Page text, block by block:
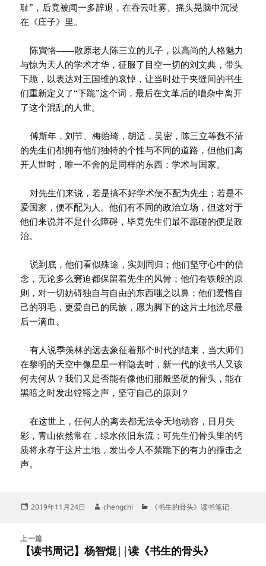
耻”，后竟被闻一多辞退，在吞云吐雾、摇头晃脑中沉浸
在《庄子》里。
陈寅恪——散原老人陈三立的儿子，以高尚的人格魅力
与惊为天人的学术才华，征服了目空一切的刘文典，带头
下跪，以表达对王国维的哀悼，让当时处于夹缝间的书生
们重新定义了“下跪”这个词，最后在文革后的嘈杂中离开
了这个混乱的人世。
傅斯年，刘节、梅贻琦，胡适，吴密，陈三立等数不清
的先生们都拥有他们独特的个性与不同的道路，但他们离
开人世时，唯一不舍的是同样的东西：学术与国家。
对先生们来说，若是搞不好学术便不配为先生；若是不
爱国家，便不配为人。他们有不同的政治立场，但这对于
他们来说并不是什么障碍，毕竟先生们最不愿碰的便是政
治。
说到底，他们看似殊途，实则同归；他们坚守心中的信
念，无论多么窘迫都保留着先生的风骨；他们有铁般的原
则，对一切妨碍独自与自由的东西嗤之以鼻；他们爱惜自
己的羽毛，更爱自己的民族，愿为脚下的这片土地流尽最
后一滴血。
有人说季羡林的远去象征着那个时代的结束，当大师们
在黎明的天空中像星星一样隐去时，新一代的读书人又该
何去何从？我们又是否能有像他们那般坚硬的骨头，能在
黑暗之时发出镗鞳之声，坚守自己的原则？
在这世上，任何人的离去都无法令天地动容，日月失
彩，青山依然常在，绿水依旧东流；可先生们骨头里的钙
质将永存于这片土地，发出令人不禁跪下的有力的撞击之
声。
发
2019年11月24日
作
chengchi
分《书生的骨头》读书笔记
上一篇
上【读书周记】杨智焜||读《书生的骨头》